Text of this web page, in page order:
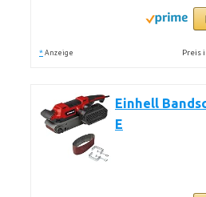
* Anzeige Preis
Einhell
E